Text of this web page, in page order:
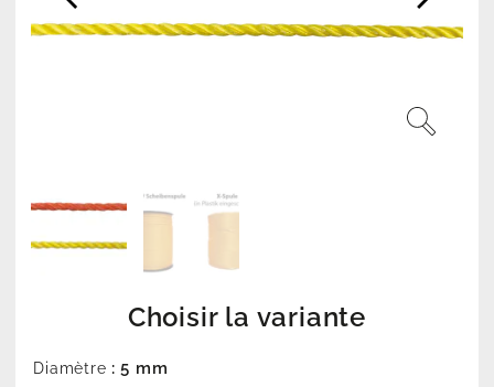
Choisir la variante
Diamètre : 5 mm